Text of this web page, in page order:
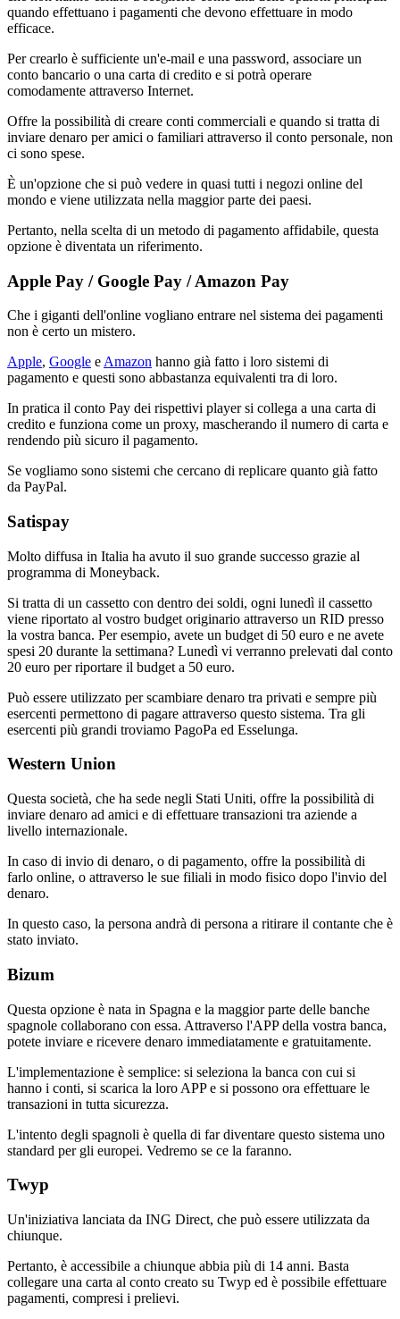
quando effettuano i pagamenti che devono effettuare in modo
efficace.
Per crearlo è sufficiente un'e-mail e una password, associare un
conto bancario o una carta di credito e si potrà operare
comodamente attraverso Internet.
Offre la possibilità di creare conti commerciali e quando si tratta di
inviare denaro per amici o familiari attraverso il conto personale, non
ci sono spese.
È un'opzione che si può vedere in quasi tutti i negozi online del
mondo e viene utilizzata nella maggior parte dei paesi.
Pertanto, nella scelta di un metodo di pagamento affidabile, questa
opzione è diventata un riferimento.
Apple Pay / Google Pay / Amazon Pay
Che i giganti dell'online vogliano entrare nel sistema dei pagamenti
non è certo un mistero.
Apple, Google e Amazon hanno già fatto i loro sistemi di
pagamento e questi sono abbastanza equivalenti tra di loro.
In pratica il conto Pay dei rispettivi player si collega a una carta di
credito e funziona come un proxy, mascherando il numero di carta e
rendendo più sicuro il pagamento.
Se vogliamo sono sistemi che cercano di replicare quanto già fatto
da PayPal.
Satispay
Molto diffusa in Italia ha avuto il suo grande successo grazie al
programma di Moneyback.
Si tratta di un cassetto con dentro dei soldi, ogni lunedì il cassetto
viene riportato al vostro budget originario attraverso un RID presso
la vostra banca. Per esempio, avete un budget di 50 euro e ne avete
spesi 20 durante la settimana? Lunedì vi verranno prelevati dal conto
20 euro per riportare il budget a 50 euro.
Può essere utilizzato per scambiare denaro tra privati e sempre più
esercenti permettono di pagare attraverso questo sistema. Tra gli
esercenti più grandi troviamo PagoPa ed Esselunga.
Western Union
Questa società, che ha sede negli Stati Uniti, offre la possibilità di
inviare denaro ad amici e di effettuare transazioni tra aziende a
livello internazionale.
In caso di invio di denaro, o di pagamento, offre la possibilità di
farlo online, o attraverso le sue filiali in modo fisico dopo l'invio del
denaro.
In questo caso, la persona andrà di persona a ritirare il contante che è
stato inviato.
Bizum
Questa opzione è nata in Spagna e la maggior parte delle banche
spagnole collaborano con essa. Attraverso l'APP della vostra banca,
potete inviare e ricevere denaro immediatamente e gratuitamente.
L'implementazione è semplice: si seleziona la banca con cui si
hanno i conti, si scarica la loro APP e si possono ora effettuare le
transazioni in tutta sicurezza.
L'intento degli spagnoli è quella di far diventare questo sistema uno
standard per gli europei. Vedremo se ce la faranno.
Twyp
Un'iniziativa lanciata da ING Direct, che può essere utilizzata da
chiunque.
Pertanto, è accessibile a chiunque abbia più di 14 anni. Basta
collegare una carta al conto creato su Twyp ed è possibile effettuare
pagamenti, compresi i prelievi.